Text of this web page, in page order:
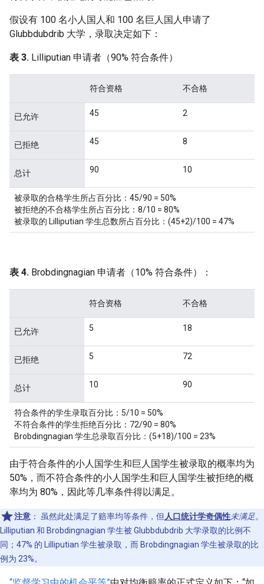
假设有 100 名小人国人和 100 名巨人国人申请了
Glubbdubdrib 大学，录取决定如下：
表 3. Lilliputian 申请者（90% 符合条件）
符合资格 不合格
已允许 45 2
已拒绝 45 8
总计 90 10
被录取的合格学生所占百分比：45/90 = 50%
被拒绝的不合格学生所占百分比：8/10 = 80%
被录取的 Lilliputian 学生总数所占百分比：(45+2)/100 = 47%
表 4. Brobdingnagian 申请者（10% 符合条件）：
符合资格 不合格
已允许 5 18
已拒绝 5 72
总计 10 90
符合条件的学生录取百分比：5/10 = 50%
不符合条件的学生拒绝百分比：72/90 = 80%
Brobdingnagian 学生总录取百分比：(5+18)/100 = 23%
由于符合条件的小人国学生和巨人国学生被录取的概率均为
50%，而不符合条件的小人国学生和巨人国学生被拒绝的概
率均为 80%，因此等几率条件得以满足。
注意 ： 虽然此处满足了赔率均等条件，但 人口统计学奇偶性未满足。
Lilliputian 和 Brobdingnagian 学生被 Glubbdubdrib 大学录取的比例不
同；47% 的 Lilliputian 学生被录取，而 Brobdingnagian 学生被录取的比
例为 23%。